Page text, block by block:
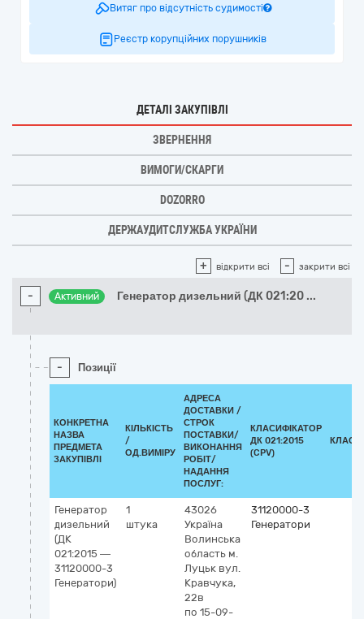
Витяг про відсутність судимості
Реєстр корупційних порушників
ДЕТАЛІ ЗАКУПІВЛІ
ЗВЕРНЕННЯ
ВИМОГИ/СКАРГИ
DOZORRO
ДЕРЖАУДИТСЛУЖБА УКРАЇНИ
+ відкрити всі - закрити всі
- Активний Генератор дизельний (ДК 021:20 ...
- Позиції
КОНКРЕТНА
НАЗВА
ПРЕДМЕТА
ЗАКУПІВЛІ
КІЛЬКІСТЬ
/
ОД.ВИМІРУ
АДРЕСА
ДОСТАВКИ /
СТРОК
ПОСТАВКИ/
ВИКОНАННЯ
РОБІТ/
НАДАННЯ
ПОСЛУГ:
КЛАСИФІКАТОР
ДК 021:2015
(CPV)
Генератор
дизельний
(ДК
021:2015 —
31120000-3
Генератори)
1
штука
43026
Україна
Волинська
область м.
Луцьк вул.
Кравчука,
22в
по 15-09-
31120000-3
Генератори